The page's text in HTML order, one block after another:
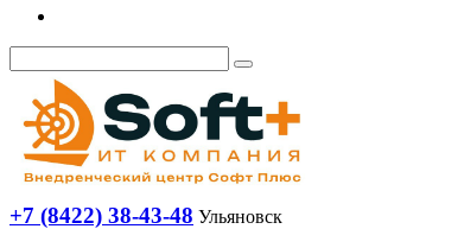
+7 (8422) 38-43-48 Ульяновск